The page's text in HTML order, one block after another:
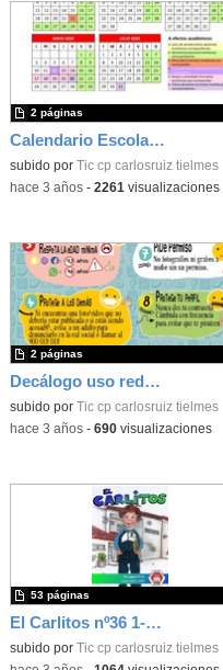
Calendario Escolar 2023/2024
subido por Tic cp carlosruiz tielmes
2 páginas
-hace 3 años- 2261 visualizaciones
Decálogo uso redes sociales (Tielmes)
subido por Tic cp carlosruiz tielmes
2 páginas
-hace 3 años- 690visualizaciones
El Carlitos nº36 1-2ºTrim 22-23
subido por Tic cp carlosruiz tielmes
53 páginas